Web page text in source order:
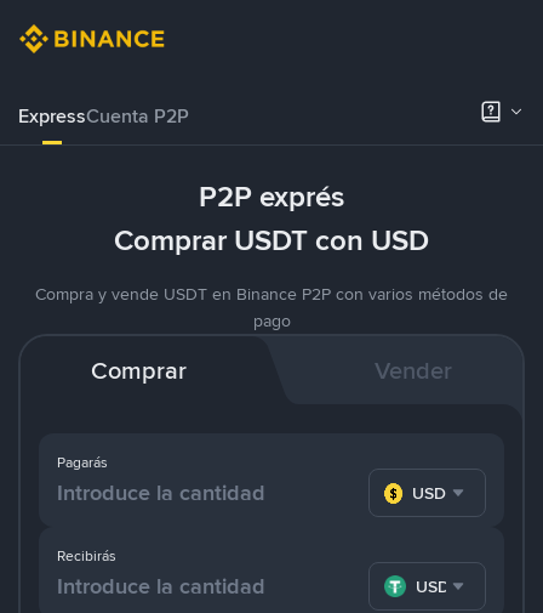
ExpressCuenta P2P
P2P exprés
Comprar USDT con USD
Compra y vende USDT en Binance P2P con varios métodos de
pago
Comprar Vender
Pagarás
USD
Recibirás
USDT